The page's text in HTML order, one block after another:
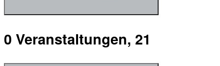
0 Veranstaltungen, 21